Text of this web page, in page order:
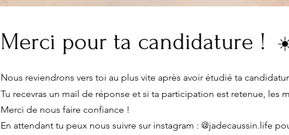
Merci pour ta candidature !
Nous reviendrons vers toi au plus vite après avoir étudié ta
Tu recevras un mail de réponse et si ta participation est retenue, les
Merci de nous faire confiance !
En attendant tu peux nous suivre sur instagram : @jadecaussin.life